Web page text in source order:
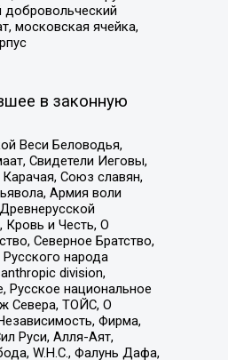
добровольческий
московская ячейка,
в законную
Веси Беловодья,
Свидетели Иеговы,
Союз славян,
Армия воли
Кровь и Честь, О
Северное Братство,
народа
division,
Русское национальное
Севера, ТОЙС, О
Фирма,
Руси, Алля-Аят,
W.H.С., Фалунь Дафа,